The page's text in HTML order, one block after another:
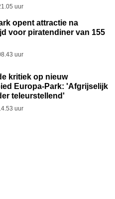
uur
opent attractie na
voor piratendiner van 155
uur
kritiek op nieuw
Europa-Park: 'Afgrijselijk
teleurstellend'
uur